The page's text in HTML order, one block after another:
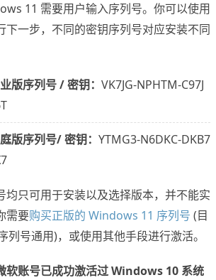
11 需要用户输入序列号。你可以使用
下一步，不同的密钥序列号对应安装不同
版序列号 / 密钥： VK7JG-NPHTM-C97J
版序列号/ 密钥： YTMG3-N6DKC-DKB7
均只可用于安装以及选择版本，并不能实
需要购买正版的 Windows 11 序列号 (目
列号通用)，或使用其他手段进行激活。
软账号已成功激活过 Windows 10 系统